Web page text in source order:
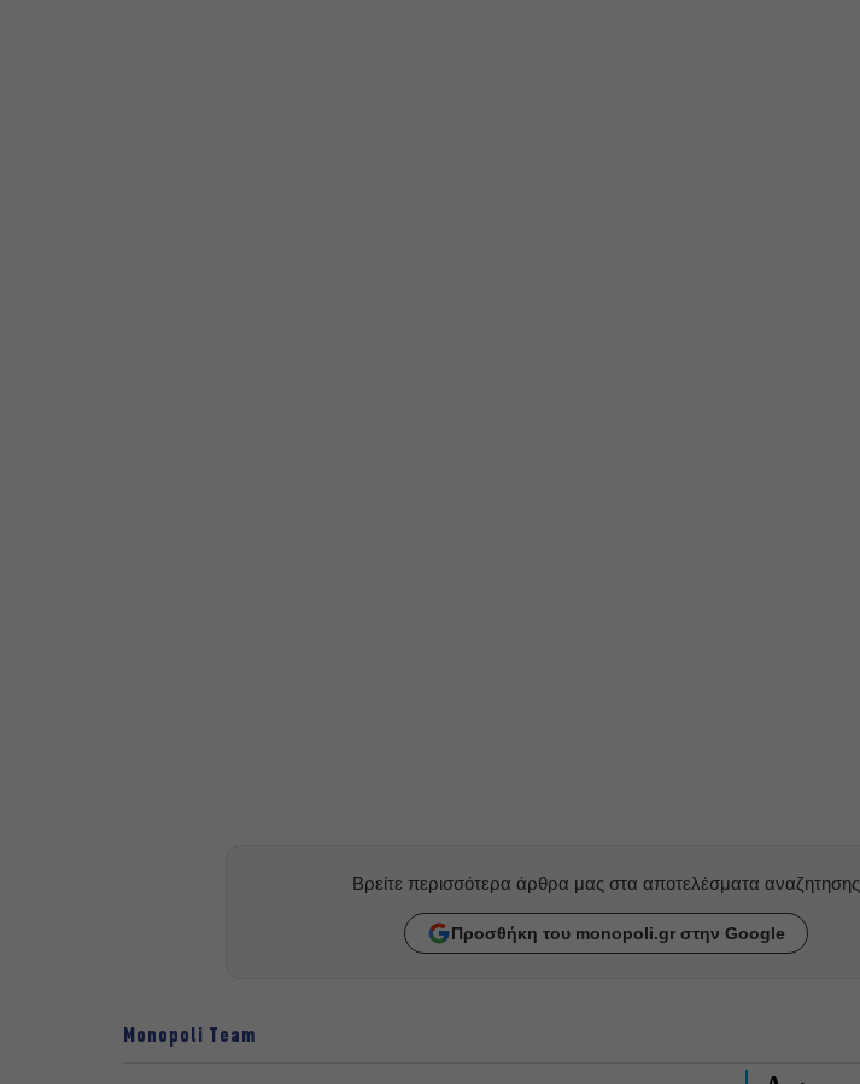
Βρείτε περισσότερα άρθρα μας στα αποτελέσματα αναζητησης
Προσθήκη του monopoli.gr στην Google
Monopoli Team